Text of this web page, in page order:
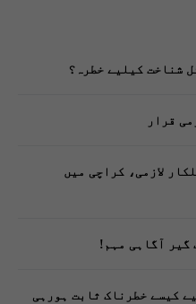
شناخت کیلیے خطرہ؟
قرار
لازمی، کراچی میں
گیر آگاہی مہم!
کیسے خطرناک ثابت ہورہی